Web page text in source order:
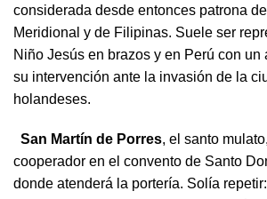
considerada desde entonces patrona
Meridional y de Filipinas. Suele ser
Niño Jesús en brazos y en Perú con un
su intervención ante la invasión de la
holandeses.
San Martín de Porres, el santo
cooperador en el convento de Santo
donde atenderá la portería. Solía repetir: